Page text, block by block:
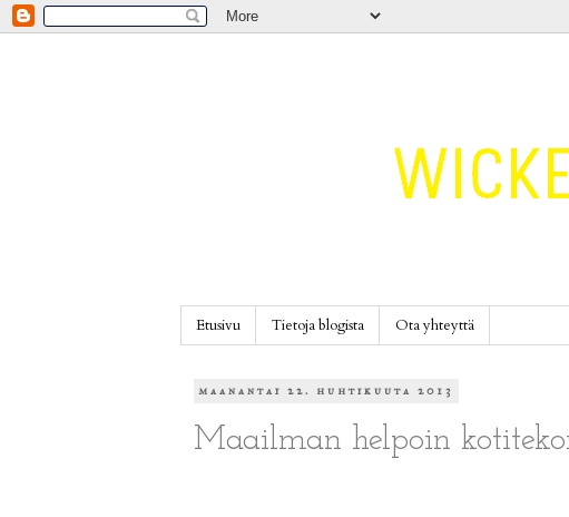
Etusivu Tietoja blogista Ota yhteyttä
maanantai 22. huhtikuuta 2013
Maailman helpoin